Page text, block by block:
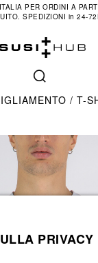
PER ORDINI A
SPEDIZIONI in 24-
T-